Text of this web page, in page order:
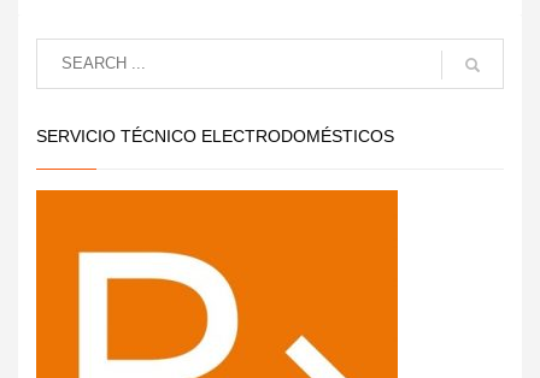
SERVICIO TÉCNICO ELECTRODOMÉSTICOS